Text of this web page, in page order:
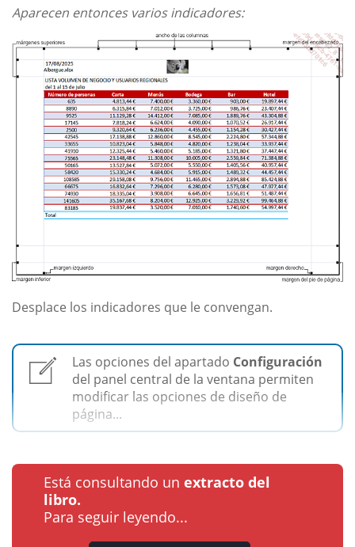
Aparecen entonces varios indicadores:
Desplace los indicadores que le convengan.
Las opciones del apartado Configuración
del panel central de la ventana permiten
modificar las opciones de diseño de
página...
Está consultando un extracto del
libro.
Para seguir leyendo...